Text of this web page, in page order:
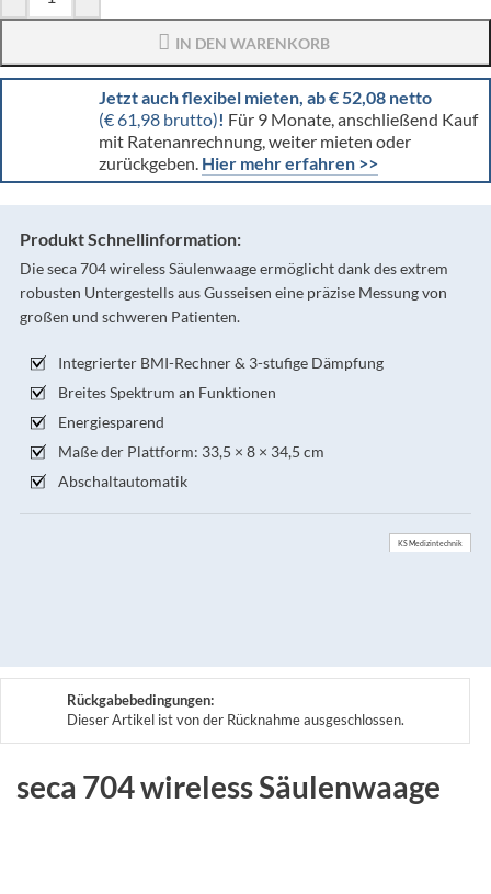
IN DEN WARENKORB
Jetzt auch flexibel mieten, ab € 52,08 netto
(€ 61,98 brutto)! Für 9 Monate, anschließend Kauf
mit Ratenanrechnung, weiter mieten oder
zurückgeben. Hier mehr erfahren >>
Produkt Schnellinformation:
Die seca 704 wireless Säulenwaage ermöglicht dank des extrem
robusten Untergestells aus Gusseisen eine präzise Messung von
großen und schweren Patienten.
Integrierter BMI-Rechner & 3-stufige Dämpfung
Breites Spektrum an Funktionen
Energiesparend
Maße der Plattform: 33,5 × 8 × 34,5 cm
Abschaltautomatik
KS Medizintechnik
Rückgabebedingungen:
Dieser Artikel ist von der Rücknahme ausgeschlossen.
seca 704 wireless Säulenwaage